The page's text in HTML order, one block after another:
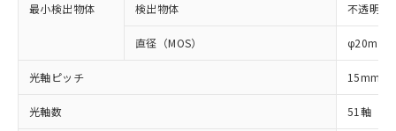
最小検出物体 検出物体 不透明体
直径（MOS） φ20mm
光軸ピッチ 15mm
光軸数 51軸